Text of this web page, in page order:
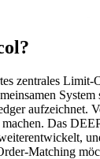
zentrales
aufzeichnet.
Das
Matching